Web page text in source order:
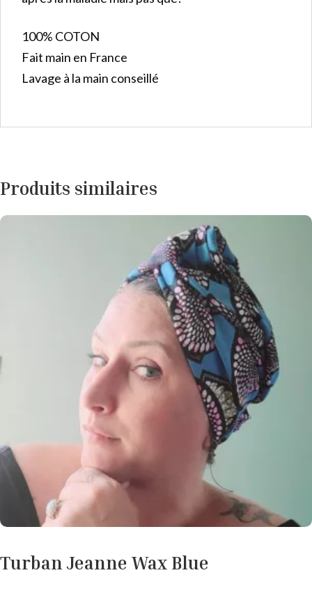
100% COTON
Fait main en France
Lavage à la main conseillé
Produits similaires
Turban Jeanne Wax Blue